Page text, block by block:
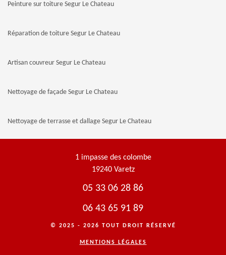
Peinture sur toiture Segur Le Chateau
Réparation de toiture Segur Le Chateau
Artisan couvreur Segur Le Chateau
Nettoyage de façade Segur Le Chateau
Nettoyage de terrasse et dallage Segur Le Chateau
1 impasse des colombe
19240 Varetz
05 33 06 28 86
06 43 65 91 89
© 2025 - 2026 TOUT DROIT RÉSERVÉ
MENTIONS LÉGALES